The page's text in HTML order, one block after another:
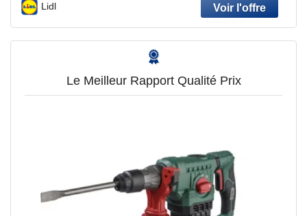
Lidl
Le Meilleur Rapport Qualité Prix